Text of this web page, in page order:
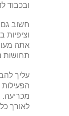
ובכבוד
חשוב גם
וציפיות
אתה
תחושות
עליך
לאורך